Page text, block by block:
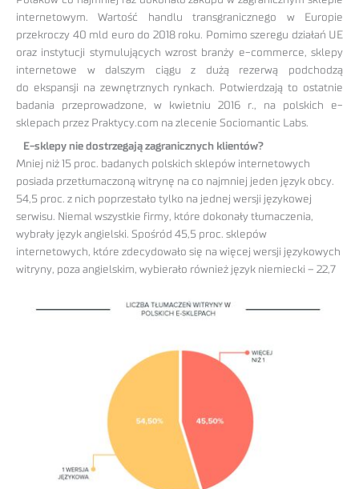
internetowym. Wartość handlu transgranicznego w Europie
przekroczy 40 mld euro do 2018 roku. Pomimo szeregu działań UE
oraz instytucji stymulujących wzrost branży e-commerce, sklepy
internetowe w dalszym ciągu z dużą rezerwą podchodzą
do ekspansji na zewnętrznych rynkach. Potwierdzają to ostatnie
badania przeprowadzone, w kwietniu 2016 r., na polskich e-
sklepach przez Praktycy.com na zlecenie Sociomantic Labs.
E-sklepy nie dostrzegają zagranicznych klientów?
Mniej niż 15 proc. badanych polskich sklepów internetowych
posiada przetłumaczoną witrynę na co najmniej jeden język obcy.
54,5 proc. z nich poprzestało tylko na jednej wersji językowej
serwisu. Niemal wszystkie firmy, które dokonały tłumaczenia,
wybrały język angielski. Spośród 45,5 proc. sklepów
internetowych, które zdecydowało się na więcej wersji językowych
witryny, poza angielskim, wybierało również język niemiecki – 22,7